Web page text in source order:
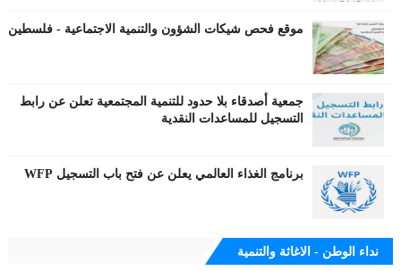
موقع فحص شيكات الشؤون والتنمية الاجتماعية - فلسطين
جمعية أصدقاء بلا حدود للتنمية المجتمعية تعلن عن رابط
التسجيل للمساعدات النقدية
برنامج الغذاء العالمي يعلن عن فتح باب التسجيل WFP
نداء الوطن - الاغاثة والتنمية